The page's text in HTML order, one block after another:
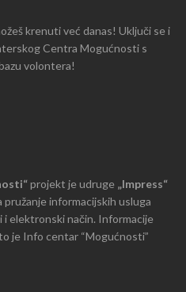
krenuti već danas! Uključi se i
Centra Mogućnosti s
volontera!
projekt je udruge „Impress“
pružanje informacijskih usluga
i elektronski način. Informacije
je Info centar “Mogućnosti”